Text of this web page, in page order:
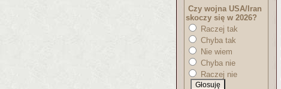
Czy wojna USA/Iran
skoczy się w 2026?
Raczej tak
Chyba tak
Nie wiem
Chyba nie
Raczej nie